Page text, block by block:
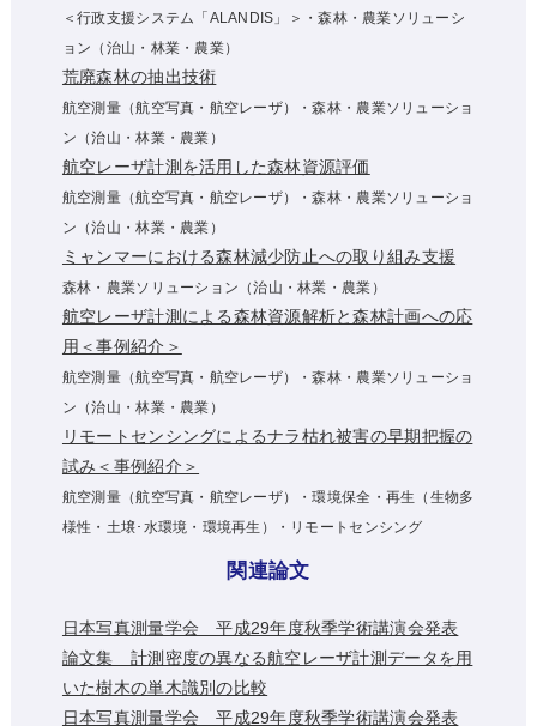
＜行政支援システム「ALANDIS」＞・森林・農業ソリューシ
ョン（治山・林業・農業）
荒廃森林の抽出技術
航空測量（航空写真・航空レーザ）・森林・農業ソリューショ
ン（治山・林業・農業）
航空レーザ計測を活用した森林資源評価
航空測量（航空写真・航空レーザ）・森林・農業ソリューショ
ン（治山・林業・農業）
ミャンマーにおける森林減少防止への取り組み支援
森林・農業ソリューション（治山・林業・農業）
航空レーザ計測による森林資源解析と森林計画への応
用＜事例紹介＞
航空測量（航空写真・航空レーザ）・森林・農業ソリューショ
ン（治山・林業・農業）
リモートセンシングによるナラ枯れ被害の早期把握の
試み＜事例紹介＞
航空測量（航空写真・航空レーザ）・環境保全・再生（生物多
様性・土壌･水環境・環境再生）・リモートセンシング
関連論文
日本写真測量学会 平成29年度秋季学術講演会発表
論文集 計測密度の異なる航空レーザ計測データを用
いた樹木の単木識別の比較
日本写真測量学会 平成29年度秋季学術講演会発表